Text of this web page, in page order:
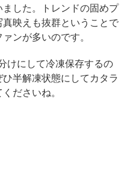
した。トレンドの固めプ
映えも抜群ということで
ンが多いのです。
けにして冷凍保存するの
半解凍状態にしてカタラ
ださいね。